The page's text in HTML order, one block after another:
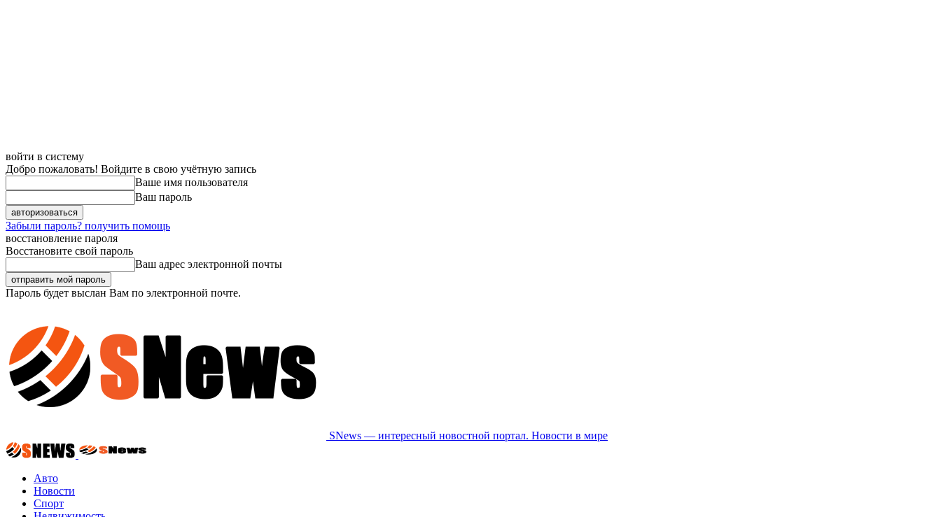
войти в систему
Добро пожаловать! Войдите в свою учётную запись
Ваше имя пользователя
Ваш пароль
Забыли пароль? получить помощь
восстановление пароля
Восстановите свой пароль
Ваш адрес электронной почты
Пароль будет выслан Вам по электронной почте.
SNews — интересный новостной портал. Новости в мире
Авто
Новости
Спорт